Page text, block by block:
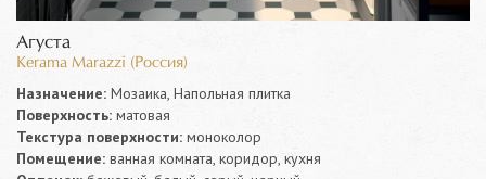
Агуста
Kerama Marazzi (Россия)
Назначение: Мозаика, Напольная плитка
Поверхность: матовая
Текстура поверхности: моноколор
Помещение: ванная комната, коридор, кухня